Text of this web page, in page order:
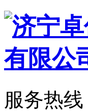
服务热线